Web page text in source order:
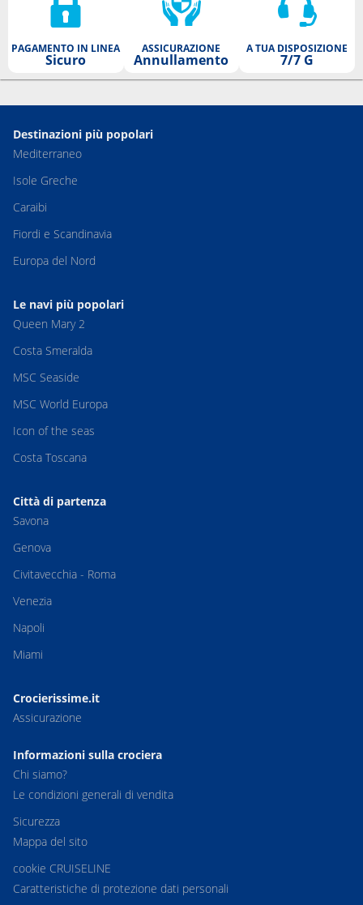
PAGAMENTO IN LINEA
Sicuro
ASSICURAZIONE
Annullamento
A TUA DISPOSIZIONE
7/7 G
Destinazioni più popolari
Mediterraneo
Isole Greche
Caraibi
Fiordi e Scandinavia
Europa del Nord
Le navi più popolari
Queen Mary 2
Costa Smeralda
MSC Seaside
MSC World Europa
Icon of the seas
Costa Toscana
Città di partenza
Savona
Genova
Civitavecchia - Roma
Venezia
Napoli
Miami
Crocierissime.it
Assicurazione
Informazioni sulla crociera
Chi siamo?
Le condizioni generali di vendita
Sicurezza
Mappa del sito
cookie CRUISELINE
Caratteristiche di protezione dati personali